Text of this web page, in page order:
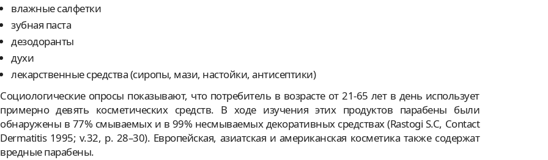
влажные салфетки
зубная паста
дезодоранты
духи
лекарственные средства (сиропы, мази, настойки, антисептики)
Социологические опросы показывают, что потребитель в возрасте от 21-65 лет в день использует
примерно девять косметических средств. В ходе изучения этих продуктов парабены были
обнаружены в 77% смываемых и в 99% несмываемых декоративных средствах (Rastogi S.C, Contact
Dermatitis 1995; v.32, p. 28–30). Европейская, азиатская и американская косметика также содержат
вредные парабены.